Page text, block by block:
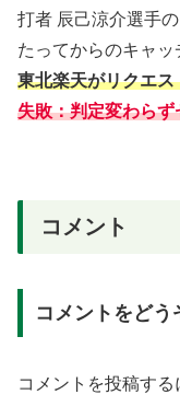
打者 辰己涼介選手
たってからのキャッ
東北楽天がリクエス
失敗：判定変わら
コメント
コメントをどう
コメントを投稿する